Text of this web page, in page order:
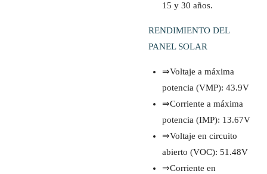
15 y 30 años.
RENDIMIENTO DEL
PANEL SOLAR
⇒Voltaje a máxima
potencia (VMP): 43.9V
⇒Corriente a máxima
potencia (IMP): 13.67V
⇒Voltaje en circuito
abierto (VOC): 51.48V
⇒Corriente en